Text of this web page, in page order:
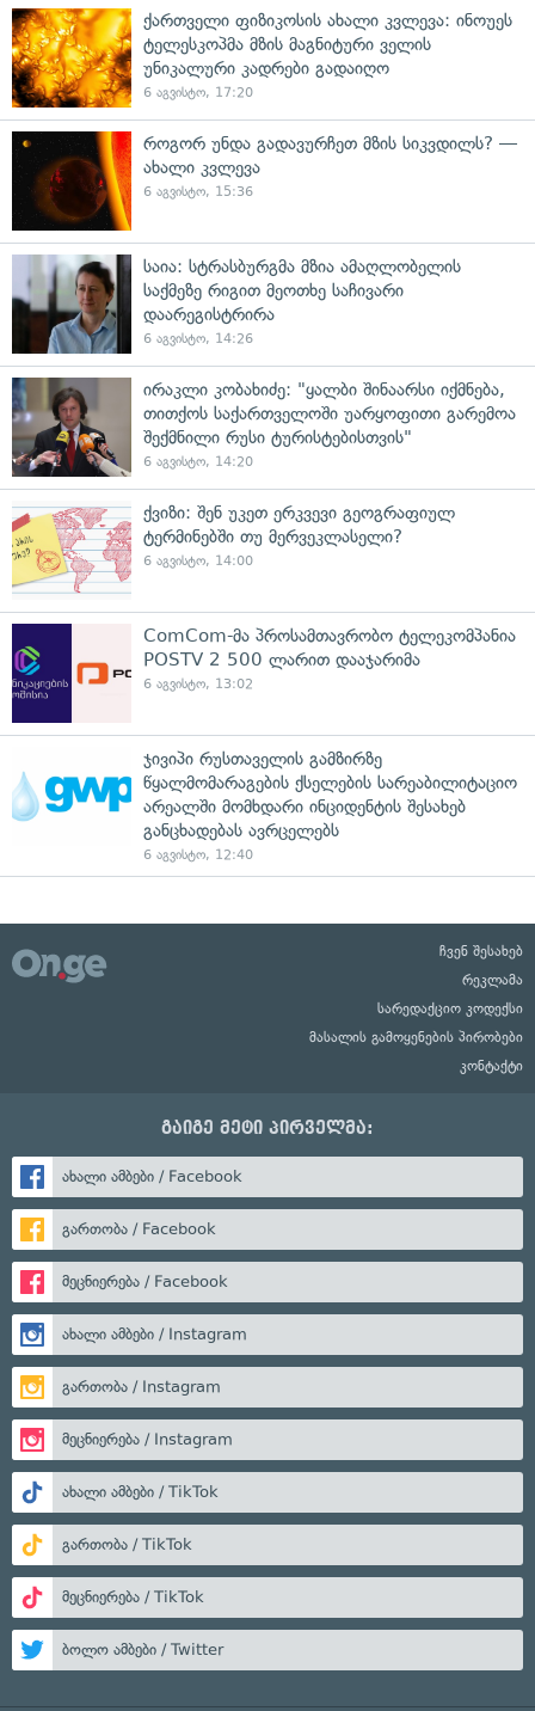
ქართველი ფიზიკოსის ახალი კვლევა: ინოუეს
ტელესკოპმა მზის მაგნიტური ველის
უნიკალური კადრები გადაიღო
6 აგვისტო, 17:20
როგორ უნდა გადავურჩეთ მზის სიკვდილს? —
ახალი კვლევა
6 აგვისტო, 15:36
საია: სტრასბურგმა მზია ამაღლობელის
საქმეზე რიგით მეოთხე საჩივარი
დაარეგისტრირა
6 აგვისტო, 14:26
ირაკლი კობახიძე: "ყალბი შინაარსი იქმნება,
თითქოს საქართველოში უარყოფითი გარემოა
შექმნილი რუსი ტურისტებისთვის"
6 აგვისტო, 14:20
ქვიზი: შენ უკეთ ერკვევი გეოგრაფიულ
ტერმინებში თუ მერვეკლასელი?
6 აგვისტო, 14:00
ComCom-მა პროსამთავრობო ტელეკომპანია
POSTV 2 500 ლარით დააჯარიმა
6 აგვისტო, 13:02
ჯივიპი რუსთაველის გამზირზე
წყალმომარაგების ქსელების სარეაბილიტაციო
არეალში მომხდარი ინციდენტის შესახებ
განცხადებას ავრცელებს
6 აგვისტო, 12:40
ჩვენ შესახებ
რეკლამა
სარედაქციო კოდექსი
მასალის გამოყენების პირობები
კონტაქტი
გაიგე მეტი პირველმა:
ახალი ამბები / Facebook
გართობა / Facebook
მეცნიერება / Facebook
ახალი ამბები / Instagram
გართობა / Instagram
მეცნიერება / Instagram
ახალი ამბები / TikTok
გართობა / TikTok
მეცნიერება / TikTok
ბოლო ამბები / Twitter